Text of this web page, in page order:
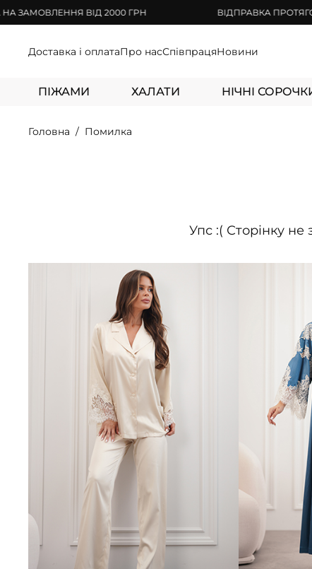
ВІД 2000 ГРН ВІДПРАВКА ПРОТЯГОМ 1-
Доставка і оплатаПро насСпівпрацяНовини
ПІЖАМИ ХАЛАТИ НІЧНІ
Головна Помилка
Упс :( Сторінку